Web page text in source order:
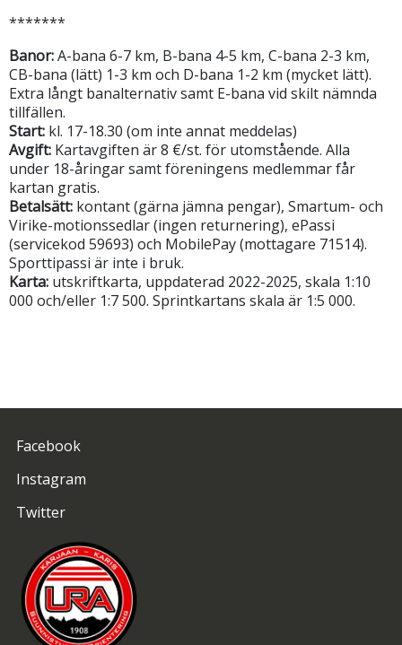
*******
Banor:A-bana 6-7 km, B-bana 4-5 km, C-bana 2-3 km,
CB-bana (lätt) 1-3 km och D-bana 1-2 km (mycket lätt).
Extra långt banalternativ samt E-bana vid skilt nämnda
tillfällen.
Start: kl. 17-18.30 (om inte annat meddelas)
Avgift: Kartavgiften är 8 €/st. för utomstående. Alla
under 18-åringar samt föreningens medlemmar får
kartan gratis.
Betalsätt: kontant (gärna jämna pengar), Smartum- och
Virike-motionssedlar (ingen returnering), ePassi
(servicekod 59693) och MobilePay (mottagare 71514).
Sporttipassi är inte i bruk.
Karta: utskriftkarta, uppdaterad 2022-2025, skala 1:10
000 och/eller 1:7 500. Sprintkartans skala är 1:5 000.
Facebook
Instagram
Twitter